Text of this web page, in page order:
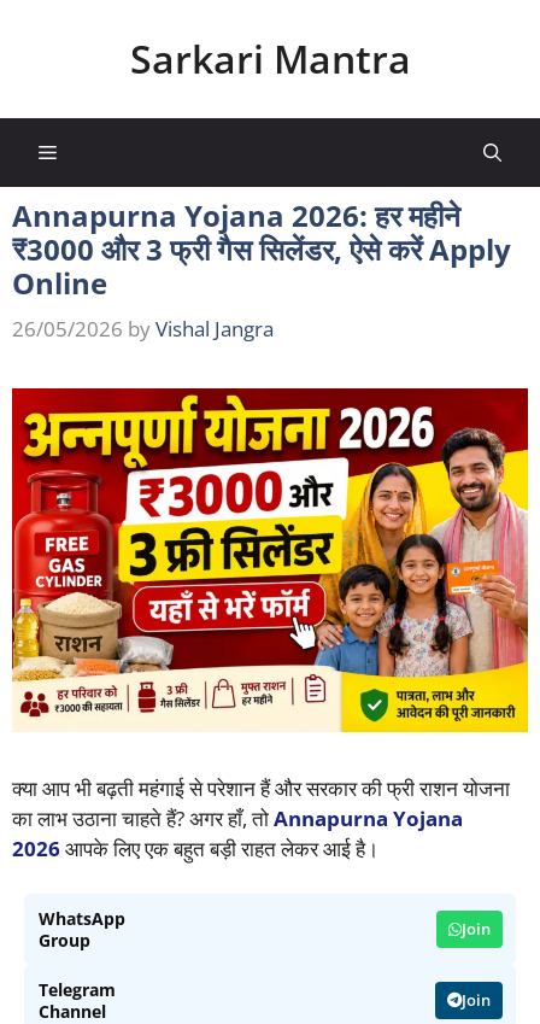
Sarkari Mantra
Menu
Annapurna Yojana 2026: हर महीने
₹3000 और 3 फ्री गैस सिलेंडर, ऐसे करें Apply
Online
26/05/2026 byVishal Jangra
क्या आप भी बढ़ती महंगाई से परेशान हैं और सरकार की फ्री राशन योजना
का लाभ उठाना चाहते हैं? अगर हाँ, तोAnnapurna Yojana
2026आपके लिए एक बहुत बड़ी राहत लेकर आई है।
WhatsApp
Group
Join
Telegram
Channel
Join
×
हर दिनसरकारी योजना, सब्सिडी, फॉर्म और लाभकी
जानकारीसबसे पहले WhatsApp पर पाएं।
🔥 हजारों लोग पहले से जुड़े हैं
✅ अभी WhatsApp Group Join करें